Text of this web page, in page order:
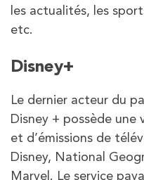
les actualités, les
etc.
Disney+
Le dernier acteur du
Disney + possède
et d’émissions de
Disney, National
Marvel. Le service